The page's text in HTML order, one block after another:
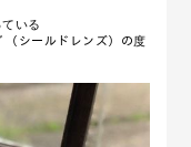
いる
（シールドレンズ）の度